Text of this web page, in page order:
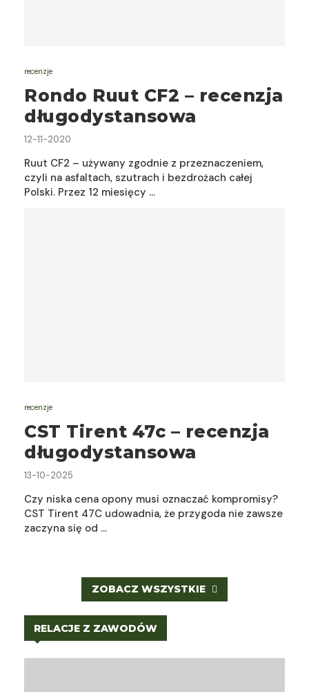
recenzje
Rondo Ruut CF2 – recenzja
długodystansowa
12-11-2020
Ruut CF2 – używany zgodnie z przeznaczeniem,
czyli na asfaltach, szutrach i bezdrożach całej
Polski. Przez 12 miesięcy …
recenzje
CST Tirent 47c – recenzja
długodystansowa
13-10-2025
Czy niska cena opony musi oznaczać kompromisy?
CST Tirent 47C udowadnia, że przygoda nie zawsze
zaczyna się od …
ZOBACZ WSZYSTKIE
RELACJE Z ZAWODÓW